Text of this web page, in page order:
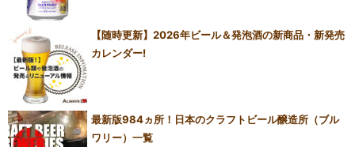
【随時更新】2026年ビール＆発泡酒の新商品・新発売
カレンダー!
最新版984ヵ所！日本のクラフトビール醸造所（ブル
ワリー）一覧